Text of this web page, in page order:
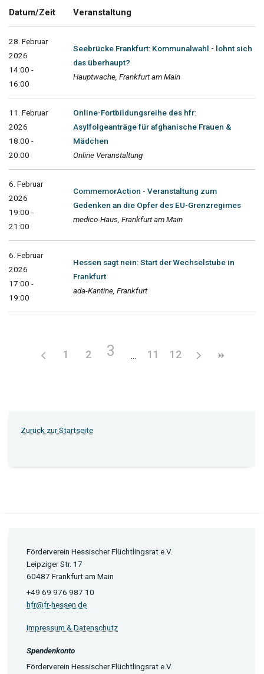
Datum/Zeit Veranstaltung
28. Februar
2026
14:00 -
16:00
Seebrücke Frankfurt: Kommunalwahl - lohnt sich
das überhaupt?
Hauptwache, Frankfurt am Main
11. Februar
2026
18:00 -
20:00
Online-Fortbildungsreihe des hfr:
Asylfolgeanträge für afghanische Frauen &
Mädchen
Online Veranstaltung
6. Februar
2026
19:00 -
21:00
CommemorAction - Veranstaltung zum
Gedenken an die Opfer des EU-Grenzregimes
medico-Haus, Frankfurt am Main
6. Februar
2026
17:00 -
19:00
Hessen sagt nein: Start der Wechselstube in
Frankfurt
ada-Kantine, Frankfurt
1 2 3 11 12
Zurück zur Startseite
Förderverein Hessischer Flüchtlingsrat e.V.
Leipziger Str. 17
60487 Frankfurt am Main
+49 69 976 987 10
hfr@fr-hessen.de
Impressum & Datenschutz
Spendenkonto
Förderverein Hessischer Flüchtlingsrat e.V.